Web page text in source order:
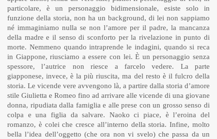
particolare, è un personaggio bidimensionale, esiste solo in
funzione della storia, non ha un background, di lei non sappiamo
né immaginiamo nulla se non l’amore per il padre, la mancanza
della madre e il senso di sconforto per la rivelazione in punto di
morte. Nemmeno quando intraprende le indagini, quando si reca
in Giappone, riusciamo a essere con lei. È un personaggio senza
spessore, l’autrice non riesce a farcelo vedere. La parte
giapponese, invece, è la più riuscita, ma del resto è il fulcro della
storia. Le vicende vere avvengono là, a partire dalla storia d’amore
stile Giulietta e Romeo fino ad arrivare alle vicende di una giovane
donna, ripudiata dalla famiglia e alle prese con un grosso senso di
colpa e una figlia da salvare. Naoko ci piace, è l’eroina del
romanzo, è colei che cresce all’interno della storia. Infine, molto
bella l’idea dell’oggetto (che ora non vi svelo) che passa da un